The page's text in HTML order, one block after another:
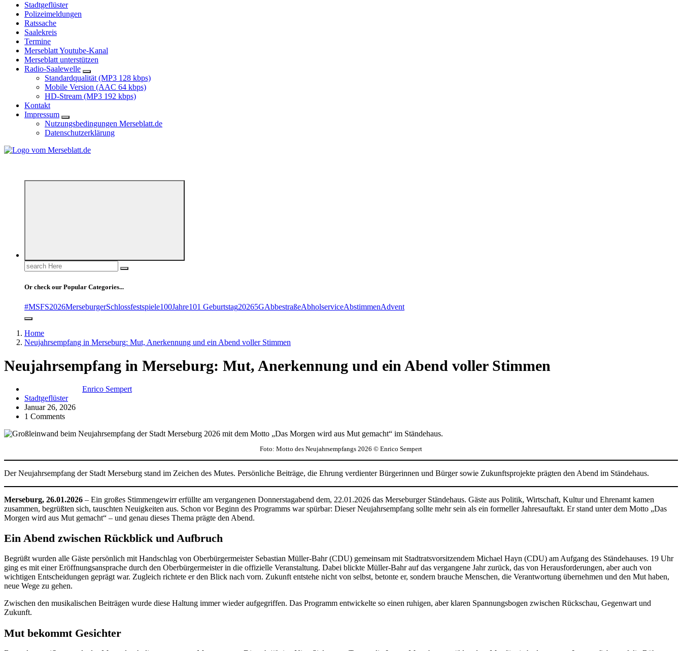
Stadtgeflüster
Polizeimeldungen
Ratssache
Saalekreis
Termine
Merseblatt Youtube-Kanal
Merseblatt unterstützen
Radio-Saalewelle
Standardqualität (MP3 128 kbps)
Mobile Version (AAC 64 kbps)
HD-Stream (MP3 192 kbps)
Kontakt
Impressum
Nutzungsbedingungen Merseblatt.de
Datenschutzerklärung
Search
for:
Or check our Popular Categories...
#MSFS2026MerseburgerSchlossfestspiele100Jahre101 Geburtstag20265GAbbestraßeAbholserviceAbstimmenAdvent
Home
Neujahrsempfang in Merseburg: Mut, Anerkennung und ein Abend voller Stimmen
Neujahrsempfang in Merseburg: Mut, Anerkennung und ein Abend voller Stimmen
Enrico Sempert
Stadtgeflüster
Januar 26, 2026
1 Comments
Foto: Motto des Neujahrsempfangs 2026 © Enrico Sempert
Der Neujahrsempfang der Stadt Merseburg stand im Zeichen des Mutes. Persönliche Beiträge, die Ehrung verdienter Bürgerinnen und Bürger sowie Zukunftsprojekte prägten den Abend im Ständehaus.
Merseburg, 26.01.2026 – Ein großes Stimmengewirr erfüllte am vergangenen Donnerstagabend dem, 22.01.2026 das Merseburger Ständehaus. Gäste aus Politik, Wirtschaft, Kultur und Ehrenamt kamen
zusammen, begrüßten sich, tauschten Neuigkeiten aus. Schon vor Beginn des Programms war spürbar: Dieser Neujahrsempfang sollte mehr sein als ein formeller Jahresauftakt. Er stand unter dem Motto „Das
Morgen wird aus Mut gemacht“ – und genau dieses Thema prägte den Abend.
Ein Abend zwischen Rückblick und Aufbruch
Begrüßt wurden alle Gäste persönlich mit Handschlag von Oberbürgermeister Sebastian Müller-Bahr (CDU) gemeinsam mit Stadtratsvorsitzendem Michael Hayn (CDU) am Aufgang des Ständehauses. 19 Uhr
ging es mit einer Eröffnungsansprache durch den Oberbürgermeister in die offizielle Veranstaltung. Dabei blickte Müller-Bahr auf das vergangene Jahr zurück, das von Herausforderungen, aber auch von
wichtigen Entscheidungen geprägt war. Zugleich richtete er den Blick nach vorn. Zukunft entstehe nicht von selbst, betonte er, sondern brauche Menschen, die Verantwortung übernehmen und den Mut haben,
neue Wege zu gehen.
Zwischen den musikalischen Beiträgen wurde diese Haltung immer wieder aufgegriffen. Das Programm entwickelte so einen ruhigen, aber klaren Spannungsbogen zwischen Rückschau, Gegenwart und
Zukunft.
Mut bekommt Gesichter